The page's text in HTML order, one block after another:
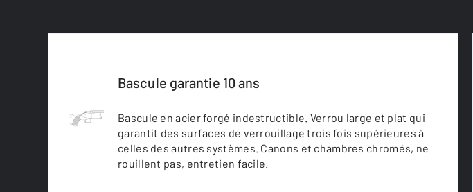
Bascule garantie 10 ans
Bascule en acier forgé indestructible. Verrou large et plat qui
garantit des surfaces de verrouillage trois fois supérieures à
celles des autres systèmes. Canons et chambres chromés, ne
rouillent pas, entretien facile.